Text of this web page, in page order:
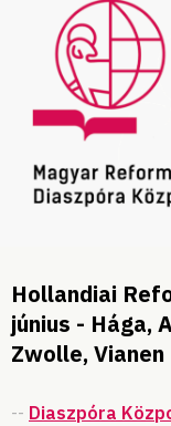
Hollandiai
június - Hága,
Zwolle, Vianen
-- Diaszpóra